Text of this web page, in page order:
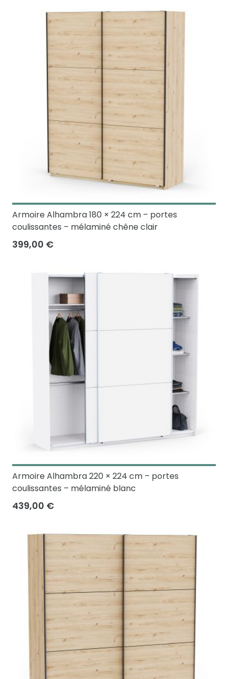
Armoire Alhambra 180 × 224 cm – portes
coulissantes – mélaminé chêne clair
399,00 €
Armoire Alhambra 220 × 224 cm – portes
coulissantes – mélaminé blanc
439,00 €